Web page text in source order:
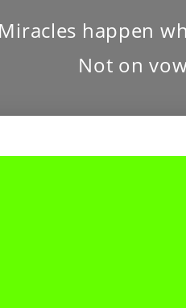
Miracles happen
Not on